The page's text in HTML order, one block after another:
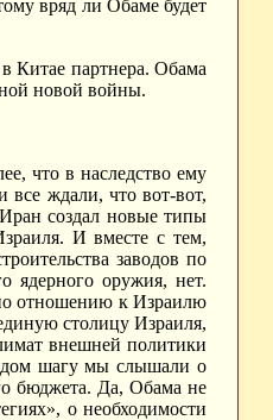
вряд ли Обаме будет
Китае партнера. Обама
новой войны.
что в наследство ему
все ждали, что вот-вот,
создал новые типы
И вместе с тем,
заводов по
ядерного оружия, нет.
отношению к Израилю
столицу Израиля,
внешней политики
шагу мы слышали о
бюджета. Да, Обама не
о необходимости